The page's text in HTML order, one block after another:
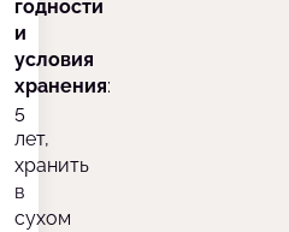
годности
и
условия
хранения:
5
лет,
хранить
в
сухом